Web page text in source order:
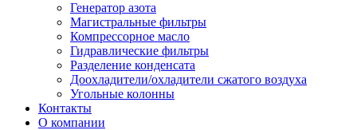
Генератор азота
Магистральные фильтры
Компрессорное масло
Гидравлические фильтры
Разделение конденсата
Доохладители/охладители сжатого воздуха
Угольные колонны
Контакты
О компании